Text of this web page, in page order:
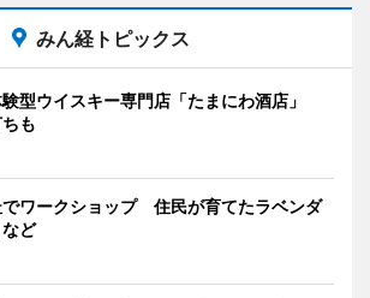
みん経トピックス
型ウイスキー専門店「たまにわ酒店」
も
ワークショップ 住民が育てたラベンダ
ど